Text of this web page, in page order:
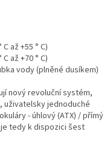
C až +55 ° C)
C až +70 ° C)
vody (plněné dusíkem)
nový revoluční systém,
jednoduché
- úhlový (ATX) / přímý
je tedy k dispozici šest